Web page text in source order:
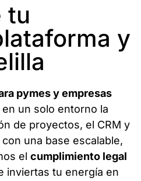
tu
y
pymes y empresas
un solo entorno la
de proyectos, el CRM y
una base escalable,
el cumplimiento legal
inviertas tu energía en